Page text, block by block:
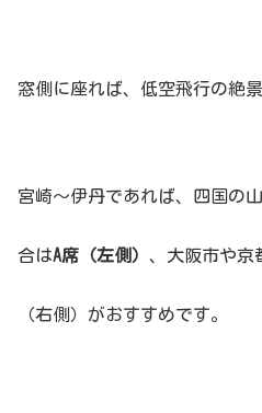
窓側に座れば、低空飛行の絶
宮崎〜伊丹であれば、四国の
合はA席（左側） 、大阪市や京
（右側）がおすすめです。